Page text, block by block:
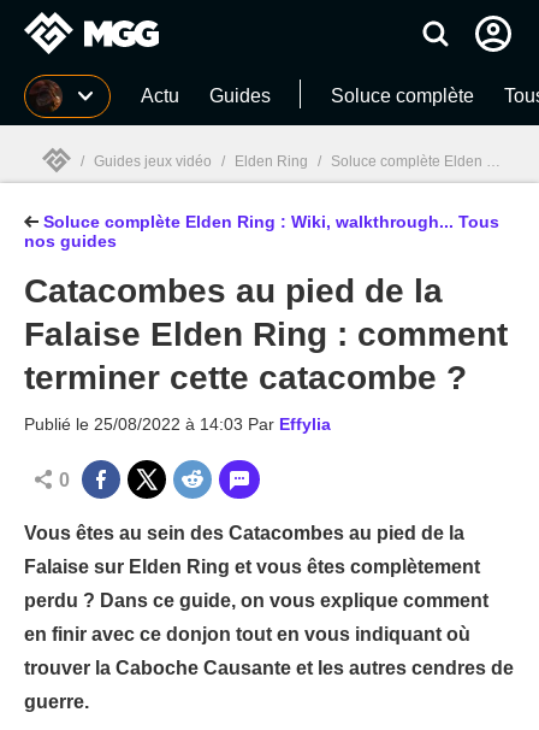
MGG Actu Guides Soluce complète
MGG
/ Guides jeux vidéo / Elden Ring / Soluce complète Elden Ring : Wiki, walkthrough... Tous nos guides
Soluce complète Elden Ring : Wiki, walkthrough... Tous
nos guides
Catacombes au pied de la
Falaise Elden Ring : comment
terminer cette catacombe ?
Publié le 25/08/2022 à 14:03 Par Effylia
0
Vous êtes au sein des Catacombes au pied de la
Falaise sur Elden Ring et vous êtes complètement
perdu ? Dans ce guide, on vous explique comment
en finir avec ce donjon tout en vous indiquant où
trouver la Caboche Causante et les autres cendres de
guerre.